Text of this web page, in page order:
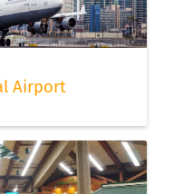
Airport